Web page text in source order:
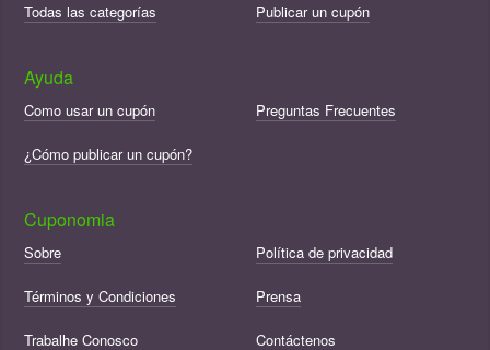
Todas las categorías Publicar un cupón
Ayuda
Como usar un cupón Preguntas Frecuentes
¿Cómo publicar un cupón?
Cuponomia
Sobre Política de privacidad
Términos y Condiciones Prensa
Trabalhe Conosco Contáctenos